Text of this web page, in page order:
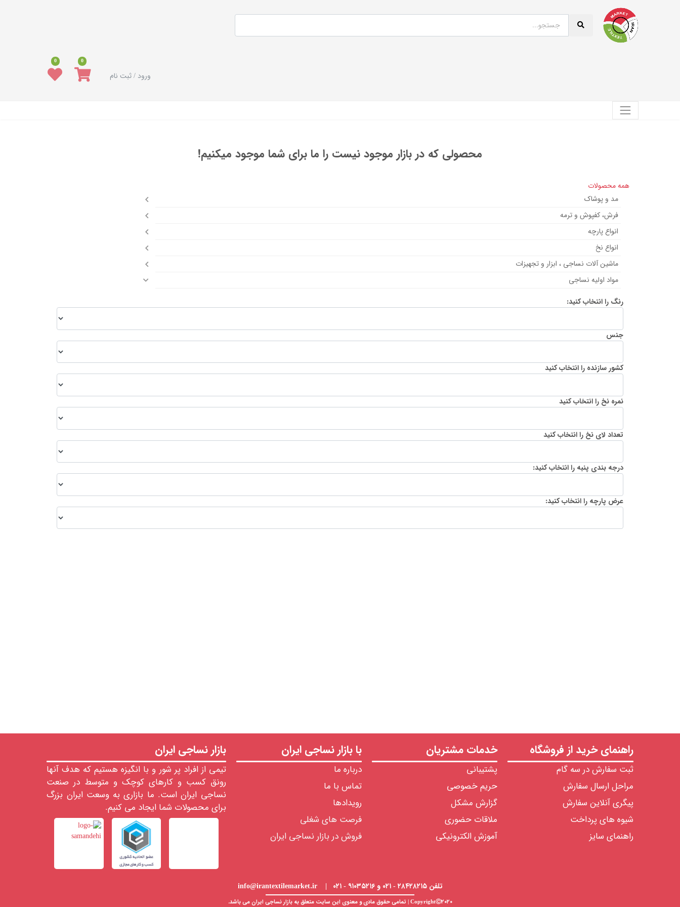
ورود / ثبت نام
0
0
محصولی که در بازار موجود نیست را ما برای شما موجود میکنیم!
همه محصولات
مد و پوشاک
فرش، کفپوش و ترمه
انواع پارچه
انواع نخ
ماشین آلات نساجی ، ابزار و تجهیزات
مواد اولیه نساجی
رنگ را انتخاب کنید:
جنس
کشور سازنده را انتخاب کنید
نمره نخ را انتخاب کنید
تعداد لای نخ را انتخاب کنید
درجه بندی پنبه را انتخاب کنید:
عرض پارچه را انتخاب کنید:
راهنمای خرید از فروشگاه
ثبت سفارش در سه گام
مراحل ارسال سفارش
پیگری آنلاین سفارش
شیوه های پرداخت
راهنمای سایز
خدمات مشتریان
پشتیبانی
حریم خصوصی
گزارش مشکل
ملاقات حضوری
آموزش الکترونیکی
با بازار نساجی ایران
درباره ما
تماس با ما
رویدادها
فرصت های شغلی
فروش در بازار نساجی ایران
بازار نساجی ایران
تیمی از افراد پر شور و با انگیزه هستیم که هدف آنها
رونق کسب و کارهای کوچک و متوسط در صنعت
نساجی ایران است. ما بازاری به وسعت ایران بزرگ
برای محصولات شما ایجاد می کنیم.
تلفن ۲۸۴۲۸۲۱۵ - ۰۲۱ و ۹۱۰۳۵۲۱۶ - ۰۲۱ | info@irantextilemarket.ir
CopyrightⒸ۲۰۲۰ | تمامی حقوق مادی و معنوی این سایت متعلق به بازار نساجی ایران می باشد.